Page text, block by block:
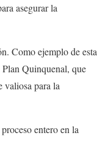
asegurar la
Como ejemplo de esta
Quinquenal, que
valiosa para la
entero en la